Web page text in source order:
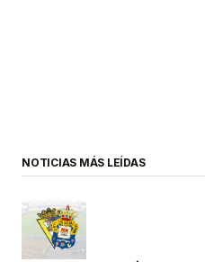
NOTICIAS MÁS LEÍDAS